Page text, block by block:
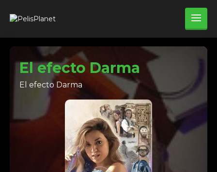
El efecto Darma
El efecto Darma